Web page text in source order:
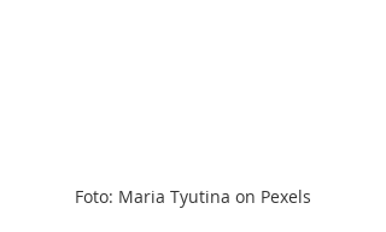
Foto: Maria Tyutina on Pexels